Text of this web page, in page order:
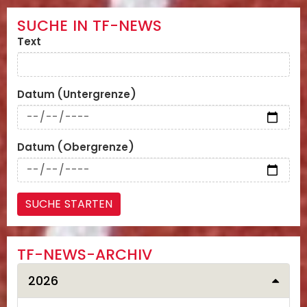
SUCHE IN TF-NEWS
Text
Datum (Untergrenze)
Datum (Obergrenze)
TF-NEWS-ARCHIV
2026